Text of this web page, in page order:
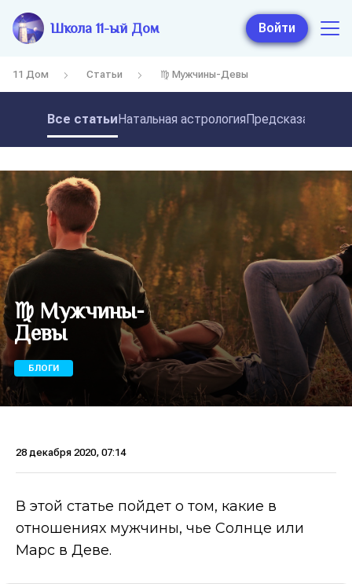
Школа 11-ый Дом Войти
11 Дом Статьи ♍ Мужчины-Девы
Все статьиНатальная астрология
♍ Мужчины-
Девы
БЛОГИ
28 декабря 2020, 07:14
В этой статье пойдет о том, какие в
отношениях мужчины, чье Солнце или
Марс в Деве.